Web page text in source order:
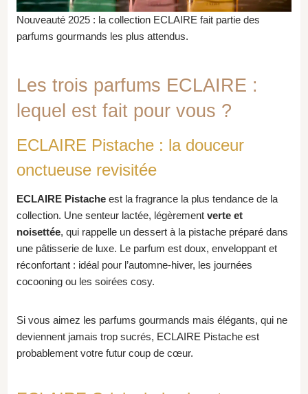
Nouveauté 2025 : la collection ECLAIRE fait partie des
parfums gourmands les plus attendus.
Les trois parfums ECLAIRE :
lequel est fait pour vous ?
ECLAIRE Pistache : la douceur
onctueuse revisitée
ECLAIRE Pistache est la fragrance la plus tendance de la
collection. Une senteur lactée, légèrementverte et
noisettée, qui rappelle un dessert à la pistache préparé dans
une pâtisserie de luxe. Le parfum est doux, enveloppant et
réconfortant : idéal pour l’automne-hiver, les journées
cocooning ou les soirées cosy.
Si vous aimez les parfums gourmands mais élégants, qui ne
deviennent jamais trop sucrés, ECLAIRE Pistache est
probablement votre futur coup de cœur.